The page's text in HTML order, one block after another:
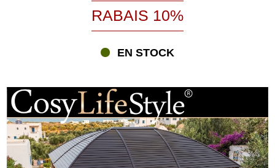
RABAIS 10%
EN STOCK